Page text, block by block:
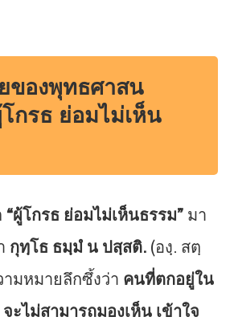
ของพุทธศาสน
กรธ ย่อมไม่เห็น
“ผู้โกรธ ย่อมไม่เห็นธรรม”มา
กุทฺโธ ธมฺมํ น ปสฺสติ.(องฺ. สตฺ
มหมายลึกซึ้งว่า คนที่ตกอยู่ใน
ะไม่สามารถมองเห็น เข้าใจ